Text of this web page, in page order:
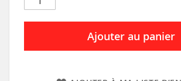
Ajouter au panier